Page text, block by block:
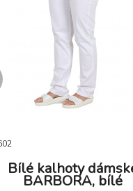
Bílé kalhoty
BARBORA, bílé